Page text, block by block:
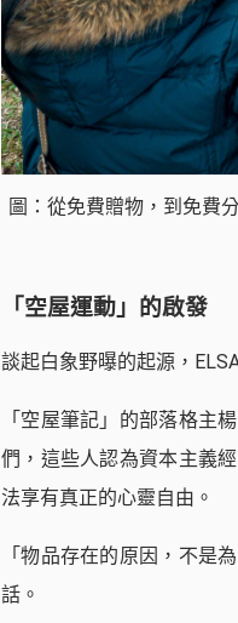
圖：從免費贈物，到免費
「空屋運動」的啟發
談起白象野曝的起源，
「空屋筆記」的部落格主
們，這些人認為資本主義
法享有真正的心靈自由。
「物品存在的原因，不是
話。